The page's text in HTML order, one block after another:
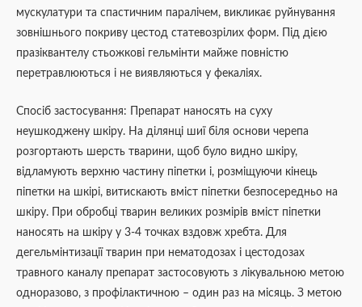
мускулатури та спастичним паралічем, викликає руйнування
зовнішнього покриву цестод статевозрілих форм. Під дією
празіквантелу стьожкові гельмінти майже повністю
перетравлюються і не виявляються у фекаліях.
Спосіб застосування: Препарат наносять на суху
неушкоджену шкіру. На ділянці шиї біля основи черепа
розгортають шерсть тварини, щоб було видно шкіру,
відламують верхню частину піпетки і, розміщуючи кінець
піпетки на шкірі, витискають вміст піпетки безпосередньо на
шкіру. При обробці тварин великих розмірів вміст піпетки
наносять на шкіру у 3-4 точках вздовж хребта. Для
дегельмінтизації тварин при нематодозах і цестодозах
травного каналу препарат застосовують з лікувальною метою
одноразово, з профілактичною – один раз на місяць. З метою